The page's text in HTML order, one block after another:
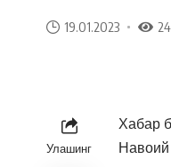
19.01.2023
Улашинг
Хабар
Навоий